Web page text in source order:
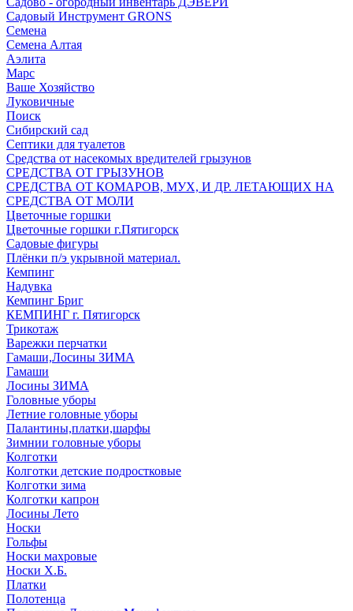
Садовый Инструмент GRONS
Семена
Семена Алтая
Аэлита
Марс
Ваше Хозяйство
Луковичные
Поиск
Сибирский сад
Септики для туалетов
Средства от насекомых вредителей грызунов
СPEДСТВА ОТ ГРЫЗУНОВ
СРЕДСТВА ОТ КОМАРОВ, МУХ, И ДР. ЛЕТАЮЩИХ НА
СРЕДСТВА ОТ МОЛИ
Цветочные горшки
Цветочные горшки г.Пятигорск
Садовые фигуры
Плёнки п/э укрывной материал.
Кемпинг
Надувка
Кемпинг Бриг
КЕМПИНГ г. Пятигорск
Трикотаж
Варежки перчатки
Гамаши,Лосины ЗИМА
Гамаши
Лосины ЗИМА
Головные уборы
Летние головные уборы
Палантины,платки,шарфы
Зимнии головные уборы
Колготки
Колготки детские подростковые
Колготки зима
Колготки капрон
Лосины Лето
Носки
Гольфы
Носки махровые
Носки Х.Б.
Платки
Полотенца